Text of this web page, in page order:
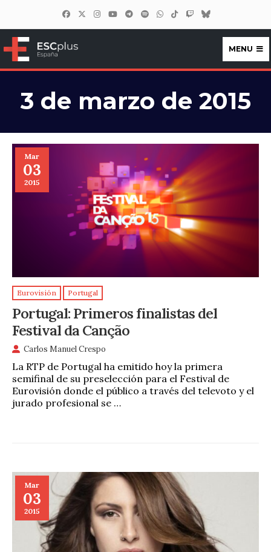
ESCplus España
MENU
3 de marzo de 2015
Mar
03
2015
Eurovisión Portugal
Portugal: Primeros finalistas del
Festival da Canção
Carlos Manuel Crespo
La RTP de Portugal ha emitido hoy la primera
semifinal de su preselección para el Festival de
Eurovisión donde el público a través del televoto y el
jurado profesional se …
Mar
03
2015